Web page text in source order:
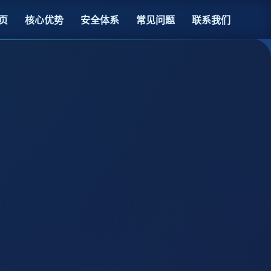
核心优势 安全体系 常见问题 联系我们